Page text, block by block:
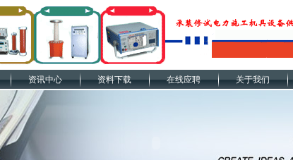
资讯中心 资料下载 在线应聘 关于我们